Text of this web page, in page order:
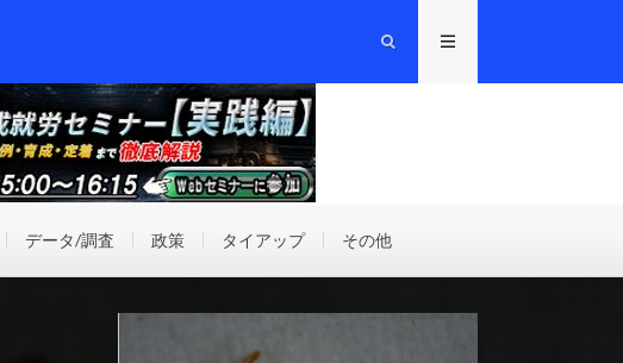
データ/調査 政策 タイアップ その他